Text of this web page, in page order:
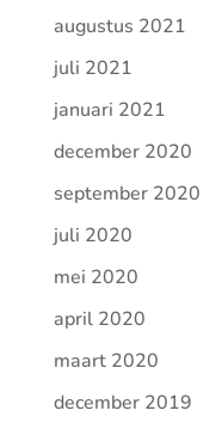
augustus 2021
juli 2021
januari 2021
december 2020
september 2020
juli 2020
mei 2020
april 2020
maart 2020
december 2019